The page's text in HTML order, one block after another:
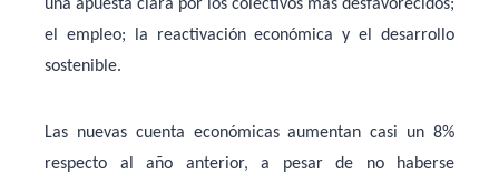
una apuesta clara por los colectivos más desfavorecidos;
el empleo; la reactivación económica y el desarrollo
sostenible.
Las nuevas cuenta económicas aumentan casi un 8%
respecto al año anterior, a pesar de no haberse